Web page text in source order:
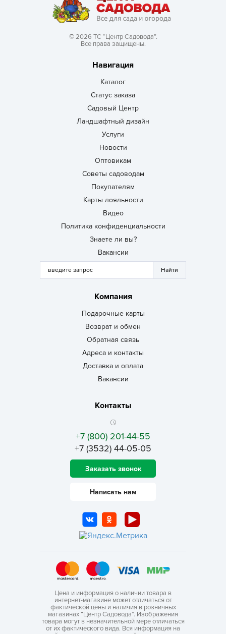
© 2026 ТС “Центр Садовода”.
Все права защищены.
Навигация
Каталог
Статус заказа
Садовый Центр
Ландшафтный дизайн
Услуги
Новости
Оптовикам
Советы садоводам
Покупателям
Карты лояльности
Видео
Политика конфиденциальности
Знаете ли вы?
Вакансии
Компания
Подарочные карты
Возврат и обмен
Обратная связь
Адреса и контакты
Доставка и оплата
Вакансии
Контакты
+7 (800) 201-44-55
+7 (3532) 44-05-05
Заказать звонок
Написать нам
Цена и информация о наличии товара в
интернет-магазине может отличаться от
фактической цены и наличия в розничных
магазинах “Центр Садовода”. Изображения
товара могут в незначительной мере отличаться
от их фактического вида. Вся информация на